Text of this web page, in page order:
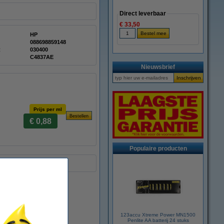
HP
088698859148
030400
C4837AE
Prijs per ml
€ 0,88
Direct leverbaar
€ 33,50
Nieuwsbrief
Populaire producten
123accu Xtreme Power MN1500
Penlite AA batterij 24 stuks